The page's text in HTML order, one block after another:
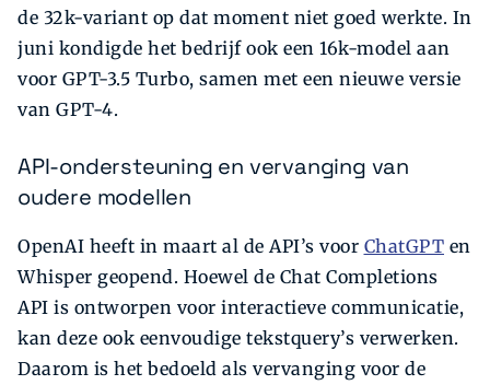
de 32k-variant op dat moment niet goed werkte. In
juni kondigde het bedrijf ook een 16k-model aan
voor GPT-3.5 Turbo, samen met een nieuwe versie
van GPT-4.
API-ondersteuning en vervanging van
oudere modellen
OpenAI heeft in maart al de API’s voor ChatGPT en
Whisper geopend. Hoewel de Chat Completions
API is ontworpen voor interactieve communicatie,
kan deze ook eenvoudige tekstquery’s verwerken.
Daarom is het bedoeld als vervanging voor de